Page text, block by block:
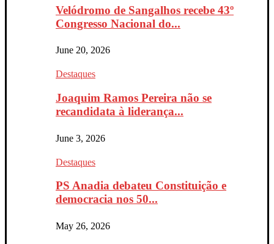
Velódromo de Sangalhos recebe 43º
Congresso Nacional do...
June 20, 2026
Destaques
Joaquim Ramos Pereira não se
recandidata à liderança...
June 3, 2026
Destaques
PS Anadia debateu Constituição e
democracia nos 50...
May 26, 2026